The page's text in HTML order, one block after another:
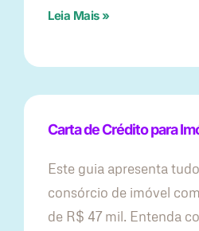
Leia Mais »
Carta de Crédito para
Este guia apresenta
consórcio de imóvel
de R$ 47 mil. Entenda